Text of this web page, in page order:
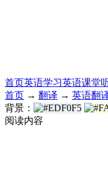
首页英语学习英语课堂
首页 → 翻译 → 英语翻
背景：
阅读内容